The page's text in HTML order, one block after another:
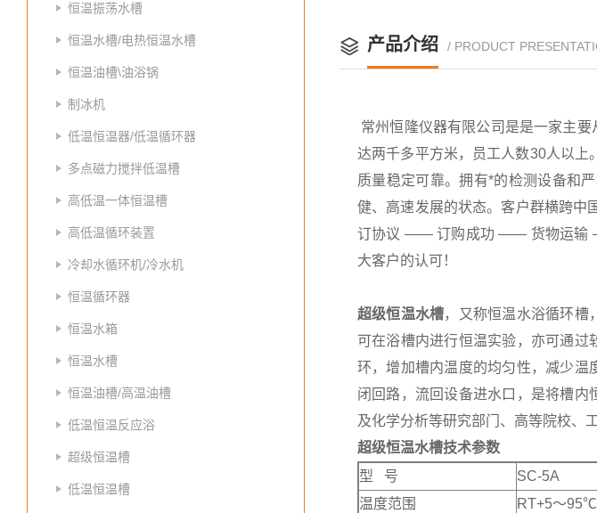
恒温振荡水槽
恒温水槽/电热恒温水槽
恒温油槽\油浴锅
制冰机
低温恒温器/低温循环器
多点磁力搅拌低温槽
高低温一体恒温槽
高低温循环装置
冷却水循环机/冷水机
恒温循环器
恒温水箱
恒温水槽
恒温油槽/高温油槽
低温恒温反应浴
超级恒温槽
低温恒温槽
产品介绍 / PRODUCT
常州恒隆仪器有限公司是是一家主
达两千多平方米，员工人数30人以上
质量稳定可靠。拥有*的检测设备和
健、高速发展的状态。客户群横跨
订协议 —— 订购成功 —— 货物运输
大客户的认可！
超级恒温水槽，又称恒温水浴循环槽
可在浴槽内进行恒温实验，亦可通
环，增加槽内温度的均匀性，减少温
闭回路，流回设备进水口，是将槽
及化学分析等研究部门、高等院校、
超级恒温水槽技术参数
型 号
SC-5A
温度范围
RT+5～95℃